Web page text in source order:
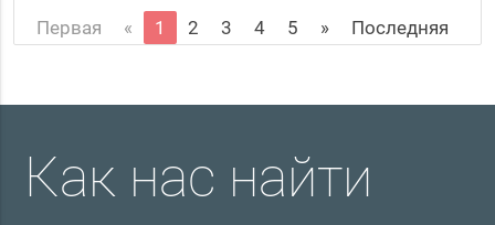
Первая « 1 2 3 4 5 » Последняя
Как нас найти